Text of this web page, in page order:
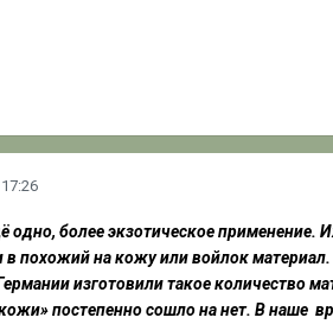
одно, более экзотическое
похожий на кожу или войлок
изготовили такое количество
постепенно сошло на нет. В наше